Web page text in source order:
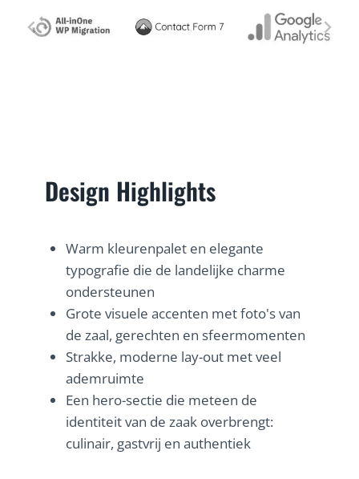
Design Highlights
Warm kleurenpalet en elegante
typografie die de landelijke charme
ondersteunen
Grote visuele accenten met foto's van
de zaal, gerechten en sfeermomenten
Strakke, moderne lay-out met veel
ademruimte
Een hero-sectie die meteen de
identiteit van de zaak overbrengt:
culinair, gastvrij en authentiek